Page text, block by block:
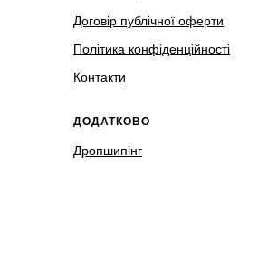
Договір публічної оферти
Політика конфіденційності
Контакти
ДОДАТКОВО
Дропшипінг